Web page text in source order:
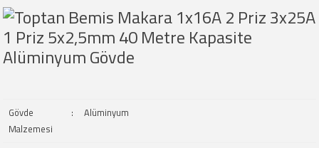
Gövde
Malzemesi
: Alüminyum